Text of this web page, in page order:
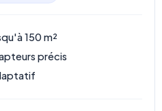
150 m²
précis